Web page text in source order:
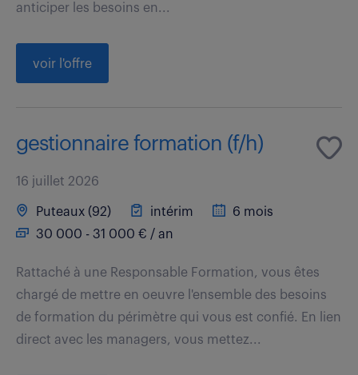
anticiper les besoins en...
voir l'offre
gestionnaire formation (f/h)
16 juillet 2026
Puteaux (92) intérim
6 mois
30 000 - 31 000 € / an
Rattaché à une Responsable Formation, vous êtes
chargé de mettre en oeuvre l'ensemble des besoins
de formation du périmètre qui vous est confié. En lien
direct avec les managers, vous mettez...